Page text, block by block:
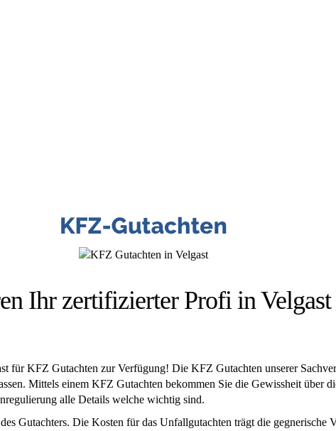
Ihr zertifizierter Profi in
für KFZ Gutachten zur Verfügung! Die KFZ Gutachten unserer
Mittels einem KFZ Gutachten bekommen Sie die Gewissheit über
alle Details welche wichtig sind.
Gutachters. Die Kosten für das Unfallgutachten trägt die gegnerische